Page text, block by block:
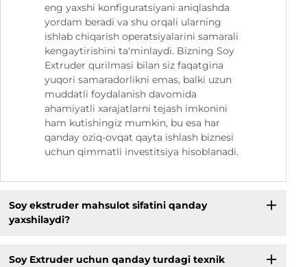
eng yaxshi konfiguratsiyani aniqlashda
yordam beradi va shu orqali ularning
ishlab chiqarish operatsiyalarini samarali
kengaytirishini ta'minlaydi. Bizning Soy
Extruder qurilmasi bilan siz faqatgina
yuqori samaradorlikni emas, balki uzun
muddatli foydalanish davomida
ahamiyatli xarajatlarni tejash imkonini
ham kutishingiz mumkin, bu esa har
qanday oziq-ovqat qayta ishlash biznesi
uchun qimmatli investitsiya hisoblanadi.
Soy ekstruder mahsulot sifatini qanday
yaxshilaydi?
Soy Extruder uchun qanday turdagi texnik